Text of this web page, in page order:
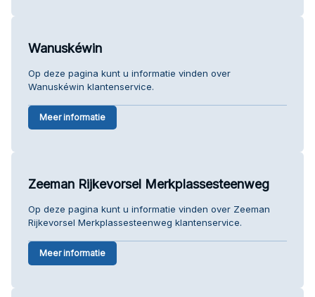
Wanuskéwin
Op deze pagina kunt u informatie vinden over
Wanuskéwin klantenservice.
Meer informatie
Zeeman Rijkevorsel Merkplassesteenweg
Op deze pagina kunt u informatie vinden over Zeeman
Rijkevorsel Merkplassesteenweg klantenservice.
Meer informatie